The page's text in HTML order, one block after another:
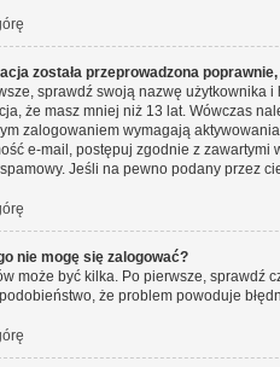
została przeprowadzona
sprawdź swoją nazwę użytkownika i
że masz mniej niż 13 lat. Wówczas
zalogowaniem wymagają
e-mail, postępuj zgodnie z zawartymi
Jeśli na pewno podany przez
nie mogę się zalogować?
może być kilka. Po pierwsze, sprawdź
że problem powoduje